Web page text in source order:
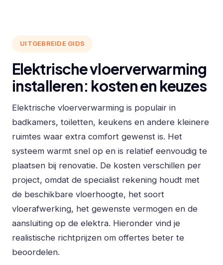
UITGEBREIDE GIDS
Elektrische vloerverwarming
installeren: kosten en keuzes
Elektrische vloerverwarming is populair in
badkamers, toiletten, keukens en andere kleinere
ruimtes waar extra comfort gewenst is. Het
systeem warmt snel op en is relatief eenvoudig te
plaatsen bij renovatie. De kosten verschillen per
project, omdat de specialist rekening houdt met
de beschikbare vloerhoogte, het soort
vloerafwerking, het gewenste vermogen en de
aansluiting op de elektra. Hieronder vind je
realistische richtprijzen om offertes beter te
beoordelen.